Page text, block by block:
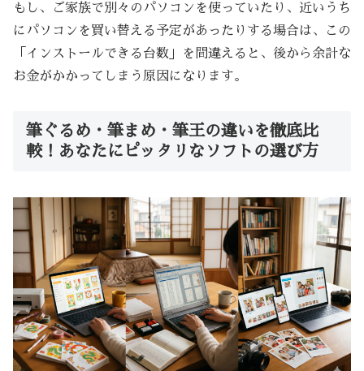
もし、ご家族で別々のパソコンを使っていたり、近いうち
にパソコンを買い替える予定があったりする場合は、この
「インストールできる台数」を間違えると、後から余計な
お金がかかってしまう原因になります。
筆ぐるめ・筆まめ・筆王の違いを徹底比
較！あなたにピッタリなソフトの選び方